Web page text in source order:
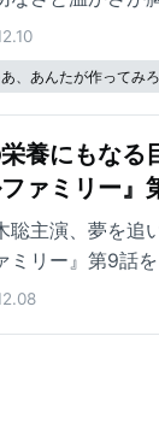
、あんたが作ってみ
養にもなる
ァミリー』
聡主演、夢を追
ミリー』第9話